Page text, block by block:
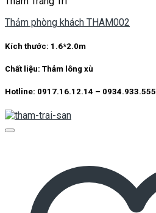
Thảm phòng khách THAM002
Kích thước: 1.6*2.0m
Chất liệu: Thảm lông xù
Hotline: 0917.16.12.14 – 0934.933.555